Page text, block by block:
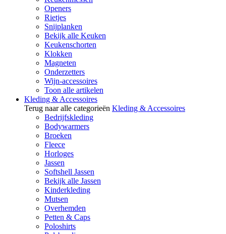
Openers
Rietjes
Snijplanken
Bekijk alle Keuken
Keukenschorten
Klokken
Magneten
Onderzetters
Wijn-accessoires
Toon alle artikelen
Kleding & Accessoires
Terug naar alle categorieën Kleding & Accessoires
Bedrijfskleding
Bodywarmers
Broeken
Fleece
Horloges
Jassen
Softshell Jassen
Bekijk alle Jassen
Kinderkleding
Mutsen
Overhemden
Petten & Caps
Poloshirts